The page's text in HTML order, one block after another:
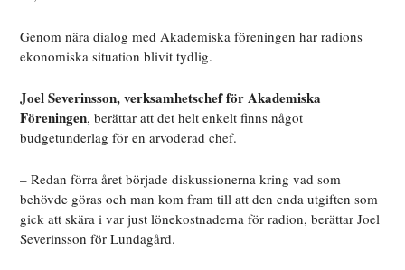
Genom nära dialog med Akademiska föreningen har radions
ekonomiska situation blivit tydlig.
Joel Severinsson, verksamhetschef för Akademiska
Föreningen, berättar att det helt enkelt finns något
budgetunderlag för en arvoderad chef.
– Redan förra året började diskussionerna kring vad som
behövde göras och man kom fram till att den enda utgiften som
gick att skära i var just lönekostnaderna för radion, berättar Joel
Severinsson för Lundagård.